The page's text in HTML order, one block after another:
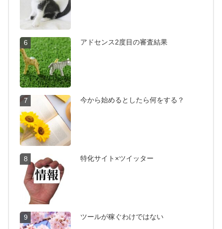
6 アドセンス2度目の審査結果
7 今から始めるとしたら何をする？
8 特化サイト×ツイッター
9 ツールが稼ぐわけではない